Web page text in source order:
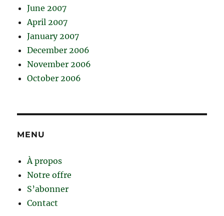
June 2007
April 2007
January 2007
December 2006
November 2006
October 2006
MENU
À propos
Notre offre
S’abonner
Contact